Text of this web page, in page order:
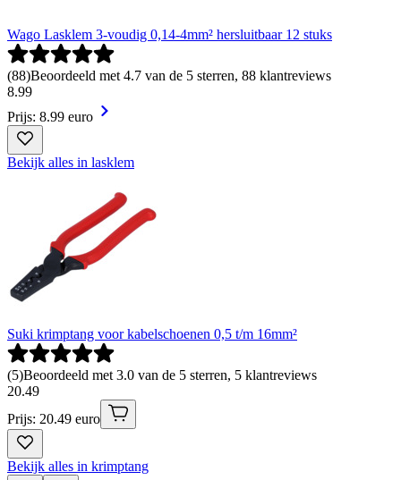
Wago Lasklem 3-voudig 0,14-4mm² hersluitbaar 12 stuks
(88)Beoordeeld met 4.7 van de 5 sterren, 88 klantreviews
8.99
Prijs: 8.99 euro
Bekijk alles in lasklem
Suki krimptang voor kabelschoenen 0,5 t/m 16mm²
(5)Beoordeeld met 3.0 van de 5 sterren, 5 klantreviews
20.49
Prijs: 20.49 euro
Bekijk alles in krimptang